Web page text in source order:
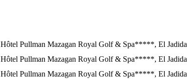
Hôtel Pullman Mazagan Royal Golf & Spa*****, El Jadida
Hôtel Pullman Mazagan Royal Golf & Spa*****, El Jadida
Hôtel Pullman Mazagan Royal Golf & Spa*****, El Jadida